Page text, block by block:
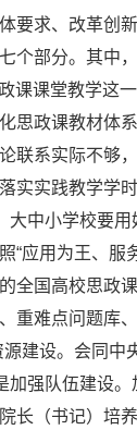
要求、改革创
个部分。其中
课课堂教学
思政课教材体
联系实际不够
实实践教学学
大中小学校要
“应用为王、
全国高校思政
重难点问题库
建设。会同中
加强队伍建设
长（书记）培